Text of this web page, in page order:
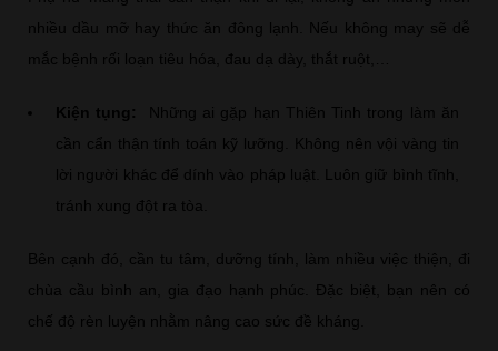
nhiều dầu mỡ hay thức ăn đông lạnh. Nếu không may sẽ dễ
mắc bệnh rối loạn tiêu hóa, đau dạ dày, thắt ruột,…
Kiện tụng:
Những ai gặp hạn Thiên Tinh trong làm ăn
cần cẩn thận tính toán kỹ lưỡng. Không nên vội vàng tin
lời người khác để dính vào pháp luật. Luôn giữ bình tĩnh,
tránh xung đột ra tòa.
Bên cạnh đó, cần tu tâm, dưỡng tính, làm nhiều việc thiện, đi
chùa cầu bình an, gia đạo hạnh phúc. Đặc biệt, bạn nên có
chế độ rèn luyện nhằm nâng cao sức đề kháng.